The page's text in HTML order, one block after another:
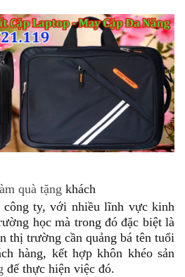
quà tặng khách
công ty, với nhiều lĩnh vực kinh
học mà trong đó đặc biệt là
thị trường cần quảng bá tên tuổi
hàng, kết hợp khôn khéo sản
để thực hiện việc đó.